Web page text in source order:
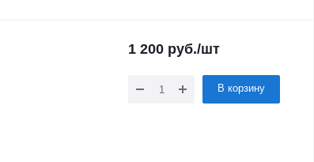
1 200 руб./шт
В корзину